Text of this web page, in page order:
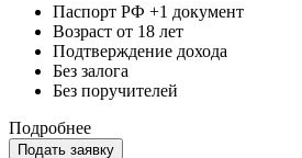
Паспорт РФ +1 документ
Возраст от 18 лет
Подтверждение дохода
Без залога
Без поручителей
Подробнее
Подать заявку